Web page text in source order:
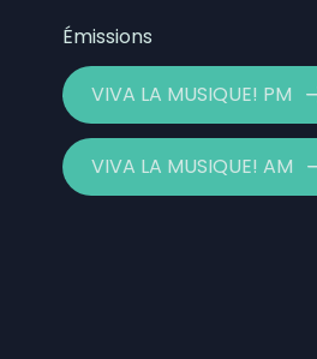
Émissions
VIVA LA MUSIQUE! PM
VIVA LA MUSIQUE! AM